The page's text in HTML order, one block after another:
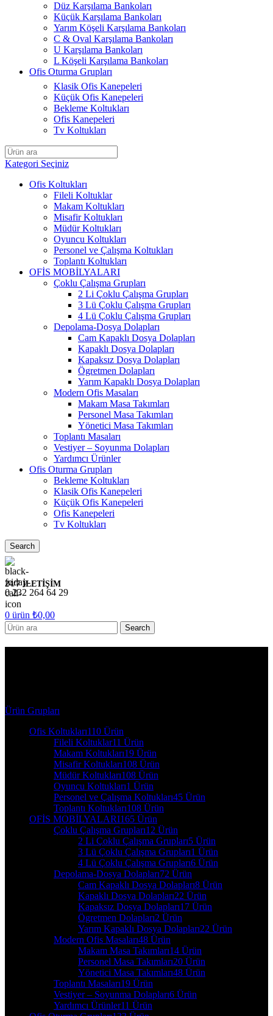
Düz Karşılama Bankoları
Küçük Karşılama Bankoları
Yarım Köşeli Karşılama Bankoları
C & Oval Karşılama Bankoları
U Karşılama Bankoları
L Köşeli Karşılama Bankoları
Ofis Oturma Grupları
Klasik Ofis Kanepeleri
Küçük Ofis Kanepeleri
Bekleme Koltukları
Ofis Kanepeleri
Tv Koltukları
Kategori Seçiniz
Ofis Koltukları
Fileli Koltuklar
Makam Koltukları
Misafir Koltukları
Müdür Koltukları
Oyuncu Koltukları
Personel ve Çalışma Koltukları
Toplantı Koltukları
OFİS MOBİLYALARI
Çoklu Çalışma Grupları
2 Li Çoklu Çalışma Grupları
3 Lü Çoklu Çalışma Grupları
4 Lü Çoklu Çalışma Grupları
Depolama-Dosya Dolapları
Cam Kapaklı Dosya Dolapları
Kapaklı Dosya Dolapları
Kapaksız Dosya Dolapları
Ögretmen Dolapları
Yarım Kapaklı Dosya Dolapları
Modern Ofis Masaları
Makam Masa Takımları
Personel Masa Takımları
Yönetici Masa Takımları
Toplantı Masaları
Vestiyer – Soyunma Dolapları
Yardımcı Ürünler
Ofis Oturma Grupları
Bekleme Koltukları
Klasik Ofis Kanepeleri
Küçük Ofis Kanepeleri
Ofis Kanepeleri
Tv Koltukları
Search
24/7 İLETİŞİM
0 232 264 64 29
0 ürün ₺0,00
Search
Ürün Grupları
Ofis Koltukları110 Ürün
Fileli Koltuklar11 Ürün
Makam Koltukları19 Ürün
Misafir Koltukları108 Ürün
Müdür Koltukları108 Ürün
Oyuncu Koltukları1 Ürün
Personel ve Çalışma Koltukları45 Ürün
Toplantı Koltukları108 Ürün
OFİS MOBİLYALARI165 Ürün
Çoklu Çalışma Grupları12 Ürün
2 Li Çoklu Çalışma Grupları5 Ürün
3 Lü Çoklu Çalışma Grupları1 Ürün
4 Lü Çoklu Çalışma Grupları6 Ürün
Depolama-Dosya Dolapları72 Ürün
Cam Kapaklı Dosya Dolapları8 Ürün
Kapaklı Dosya Dolapları22 Ürün
Kapaksız Dosya Dolapları17 Ürün
Ögretmen Dolapları2 Ürün
Yarım Kapaklı Dosya Dolapları22 Ürün
Modern Ofis Masaları48 Ürün
Makam Masa Takımları14 Ürün
Personel Masa Takımları20 Ürün
Yönetici Masa Takımları48 Ürün
Toplantı Masaları19 Ürün
Vestiyer – Soyunma Dolapları6 Ürün
Yardımcı Ürünler11 Ürün